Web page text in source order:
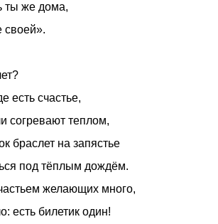
ты же дома,
своей».
есть счастье,
согревают теплом,
браслет на запястье
под тёплым дождём.
желающих много,
есть билетик один!